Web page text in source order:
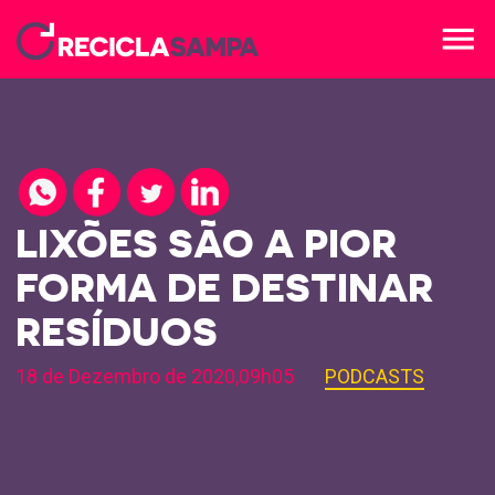
menu
LIXÕES SÃO A PIOR
FORMA DE DESTINAR
RESÍDUOS
18 de Dezembro de 2020,09h05 PODCASTS